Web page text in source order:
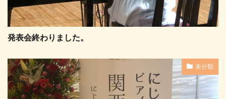
発表会終わりました。
未分類